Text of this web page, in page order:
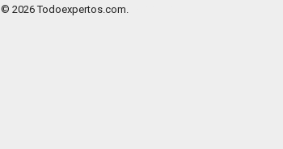
© 2026 Todoexpertos.com.